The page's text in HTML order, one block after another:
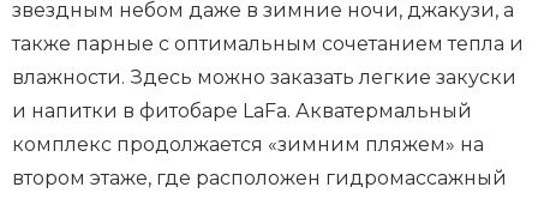
звездным небом даже в зимние ночи, джакузи, а
также парные с оптимальным сочетанием тепла и
влажности. Здесь можно заказать легкие закуски
и напитки в фитобаре LaFa. Акватермальный
комплекс продолжается «зимним пляжем» на
втором этаже, где расположен гидромассажный